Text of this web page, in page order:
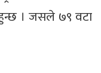
। जसले ७९ वटा